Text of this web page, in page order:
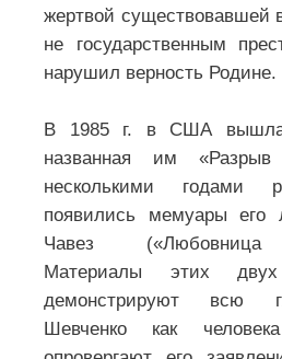
жертвой
не государственным
нарушил верность Родине.
В 1985 г. в США вышла
названная им
несколькими
появились мемуары его
Чавез («Любовница
Материалы этих
демонстрируют всю
Шевченко как